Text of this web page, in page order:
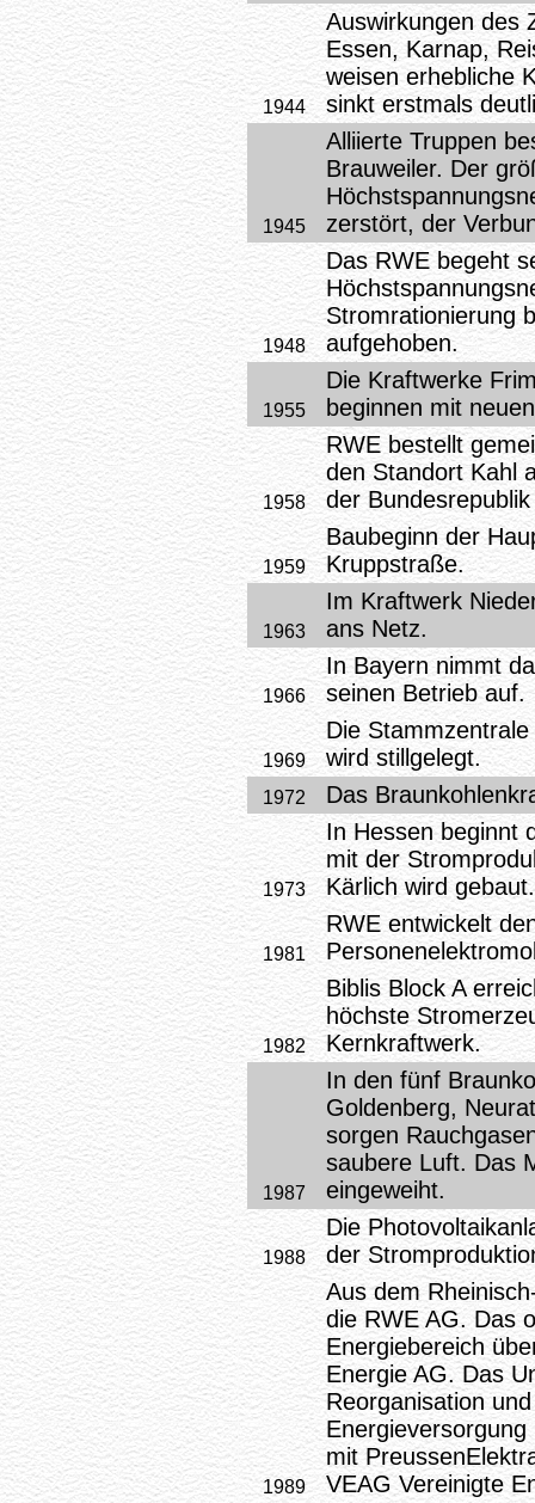
1944
Auswirkungen des
Essen, Karnap,
weisen erhebliche
sinkt erstmals
1945
Alliierte Truppen
Brauweiler. Der
zerstört, der
1948
Das RWE begeht
Stromrationierung
aufgehoben.
1955
Die Kraftwerke
beginnen mit
1958
RWE bestellt
den Standort Kahl
der
1959
Baubeginn der
Kruppstraße.
1963
Im Kraftwerk
ans Netz.
1966
In Bayern nimmt
seinen Betrieb auf.
1969
Die
wird stillgelegt.
1972 Das
1973
In Hessen beginnt
mit der
Kärlich wird gebaut.
1981
RWE entwickelt
1982
Biblis Block A
höchste
Kernkraftwerk.
1987
In den fünf
Goldenberg,
sorgen
saubere Luft. Das
eingeweiht.
1988
Die
der
1989
Aus dem
die RWE AG. Das
Energiebereich
Energie AG. Das
Reorganisation
mit
VEAG Vereinigte